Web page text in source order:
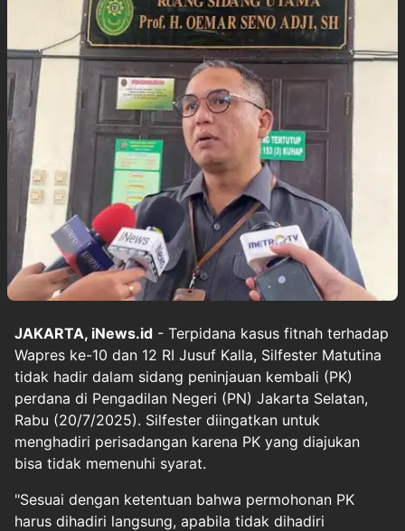
JAKARTA, iNews.id - Terpidana kasus fitnah terhadap
Wapres ke-10 dan 12 RI Jusuf Kalla, Silfester Matutina
tidak hadir dalam sidang peninjauan kembali (PK)
perdana di Pengadilan Negeri (PN) Jakarta Selatan,
Rabu (20/7/2025). Silfester diingatkan untuk
menghadiri perisadangan karena PK yang diajukan
bisa tidak memenuhi syarat.
"Sesuai dengan ketentuan bahwa permohonan PK
harus dihadiri langsung, apabila tidak dihadiri